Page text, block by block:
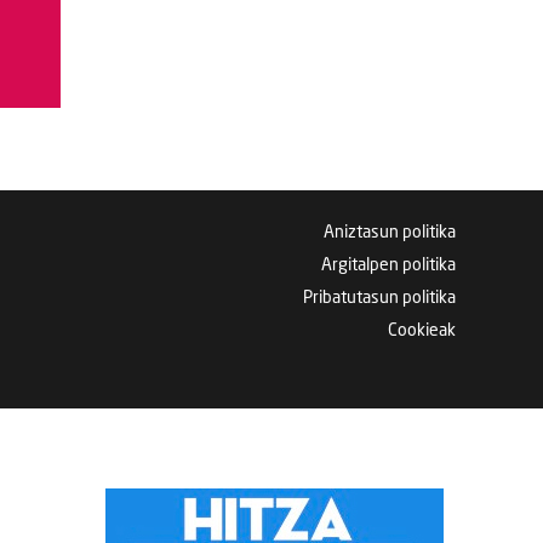
Aniztasun politika
Argitalpen politika
Pribatutasun politika
Cookieak